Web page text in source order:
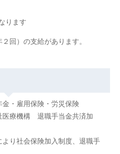
ります
）の支給があります。
金・雇用保険・労災保険
療機構 退職手当金共済加
保険加入制度、退職手